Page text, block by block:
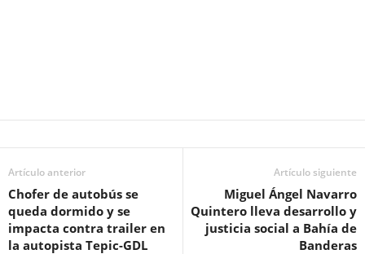
Artículo anterior
Chofer de autobús se
queda dormido y se
impacta contra trailer en
la autopista Tepic-GDL
Artículo siguiente
Miguel Ángel Navarro
Quintero lleva desarrollo y
justicia social a Bahía de
Banderas